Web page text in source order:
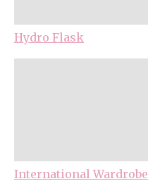
Hydro Flask
International Wardrobe